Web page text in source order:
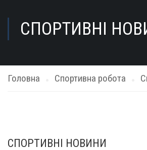
СПОРТИВНІ
Головна Спортивна робота
СПОРТИВНІ НОВИНИ